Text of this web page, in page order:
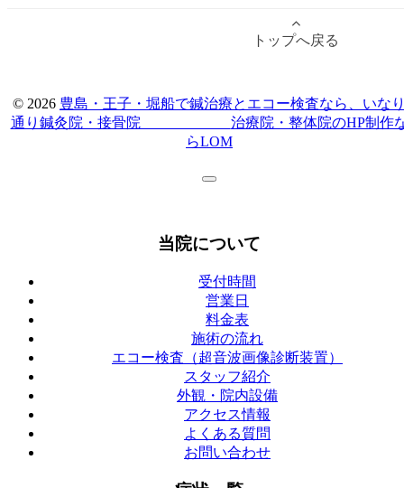
トップへ戻る
© 2026 豊島・王子・堀船で鍼治療とエコー検査なら、いな
通り鍼灸院・接骨院 治療院・整体院のHP制作
らLOM
当院について
受付時間
営業日
料金表
施術の流れ
エコー検査（超音波画像診断装置）
スタッフ紹介
外観・院内設備
アクセス情報
よくある質問
お問い合わせ